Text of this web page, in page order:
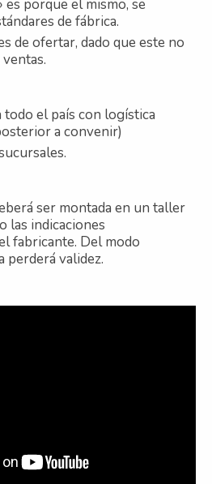
es porque el mismo, se
de fábrica.
de ofertar, dado que este no
todo el país con logística
a convenir)
ser montada en un taller
las indicaciones
fabricante. Del modo
perderá validez.